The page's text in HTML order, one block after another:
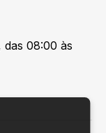
das 08:00 às